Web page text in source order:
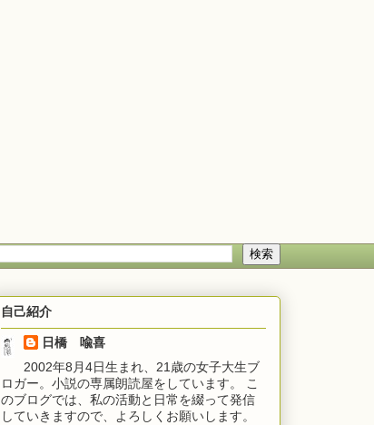
自己紹介
日橋 喩喜
2002年8月4日生まれ、21歳の女子大生ブ
ロガー。小説の専属朗読屋をしています。 こ
のブログでは、私の活動と日常を綴って発信
していきますので、よろしくお願いします。